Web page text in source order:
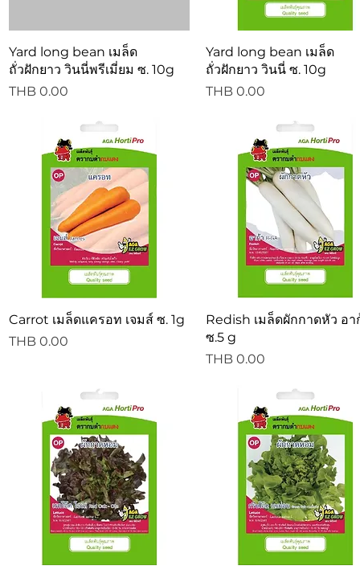
Quick View
Yard long bean เมล็ด
ถั่วฝักยาว วินนี่พรีเมี่ยม ซ. 10g
Price
THB 0.00
Quick View
Yard long bean เมล็ด
ถั่วฝักยาว วินนี่ ซ. 10g
Price
THB 0.00
Quick View
Carrot เมล็ดแครอท เจมส์ ซ. 1g
Price
THB 0.00
Quick View
Redish เมล็ดผักกาดหัว อา
ซ.5 g
Price
THB 0.00